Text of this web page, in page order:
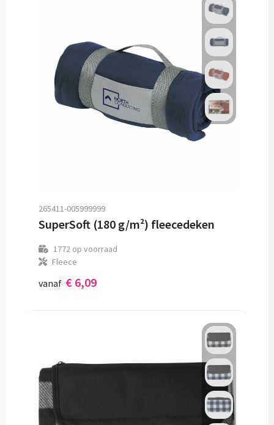
265411-005999999
SuperSoft (180 g/m²) fleecedeken
1772op voorraad
Fleece
vanaf € 6,09